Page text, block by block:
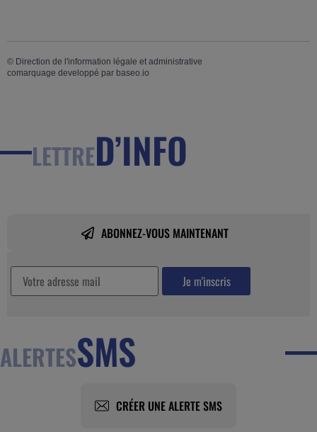
© Direction de l'information légale et administrative
comarquage developpé par baseo.io
LETTRED’INFO
ABONNEZ-VOUS MAINTENANT
ALERTESSMS
CRÉER UNE ALERTE SMS